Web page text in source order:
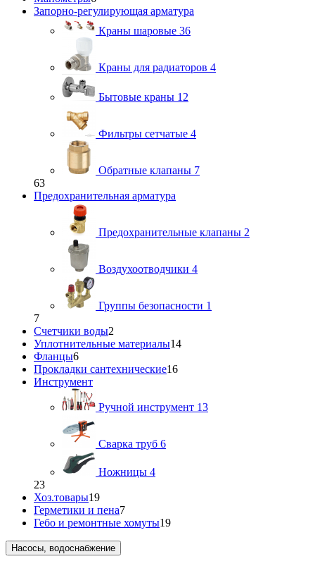
Запорно-регулирующая арматура
Краны шаровые 36
Краны для радиаторов 4
Бытовые краны 12
Фильтры сетчатые 4
Обратные клапаны 7
63
Предохранительная арматура
Предохранительные клапаны 2
Воздухоотводчики 4
Группы безопасности 1
7
Счетчики воды2
Уплотнительные материалы14
Фланцы6
Прокладки сантехнические16
Инструмент
Ручной инструмент 13
Сварка труб 6
Ножницы 4
23
Хоз.товары19
Герметики и пена7
Гебо и ремонтные хомуты19
Насосы, водоснабжение